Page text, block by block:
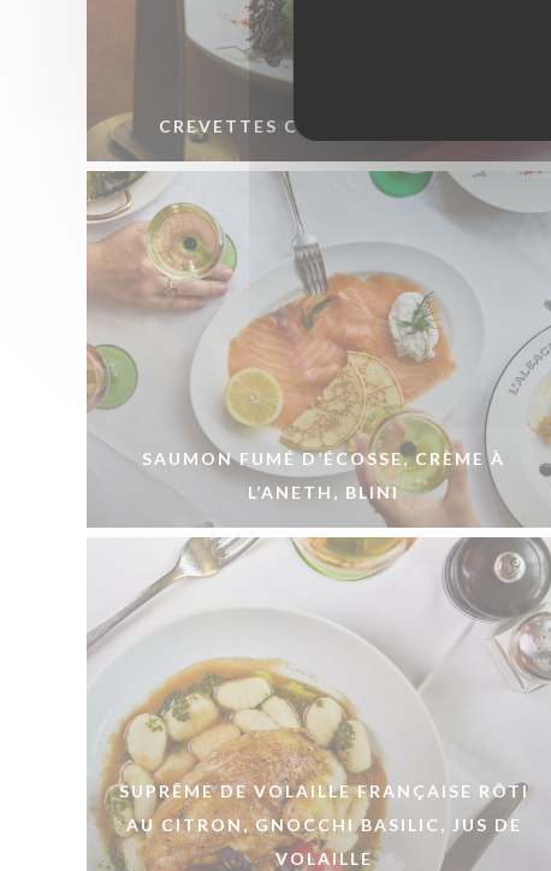
CREVETTES COCKTAIL, AVOCAT
SAUMON FUMÉ D’ÉCOSSE, CRÈME À
L’ANETH, BLINI
SUPRÊME DE VOLAILLE FRANÇAISE RÔTI
AU CITRON, GNOCCHI BASILIC, JUS DE
VOLAILLE